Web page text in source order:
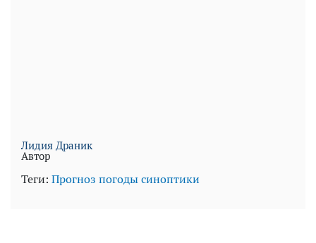
Лидия Драник
Автор
Теги: Прогноз погодысиноптики